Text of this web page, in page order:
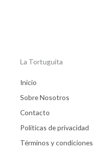
La Tortuguita
Inicio
Sobre Nosotros
Contacto
Politicas de privacidad
Términos y condiciones